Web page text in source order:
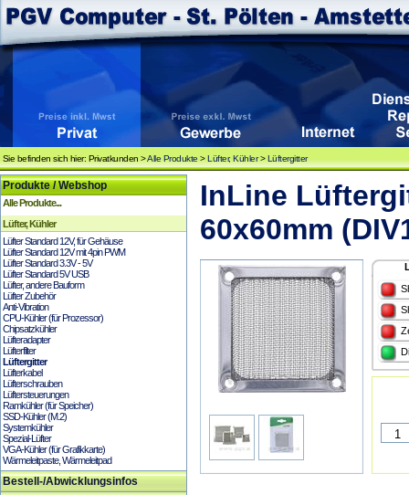
Sie befinden sich hier: Privatkunden >Alle Produkte >Lüfter, Kühler>Lüftergitter
Produkte / Webshop
Alle Produkte...
Lüfter, Kühler
Lüfter Standard 12V, für Gehäuse
Lüfter Standard 12V mit 4pin PWM
Lüfter Standard 3.3V - 5V
Lüfter Standard 5V USB
Lüfter, andere Bauform
Lüfter Zubehör
Anti-Vibration
CPU-Kühler (für Prozessor)
Chipsatzkühler
Lüfteradapter
Lüfterfilter
Lüftergitter
Lüfterkabel
Lüfterschrauben
Lüftersteuerungen
Ramkühler (für Speicher)
SSD-Kühler (M.2)
Systemkühler
Spezial-Lüfter
VGA-Kühler (für Grafikkarte)
Wärmeleitpaste, Wärmeleitpad
Bestell-/Abwicklungsinfos
InLine
60x60mm